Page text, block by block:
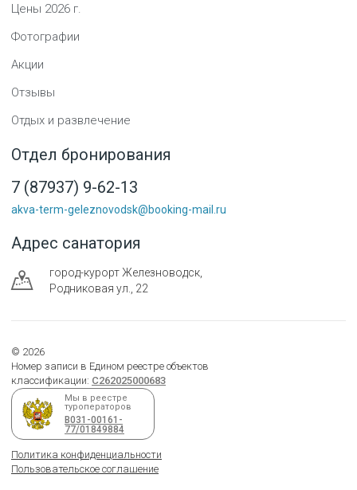
Цены 2026 г.
Фотографии
Акции
Отзывы
Отдых и развлечение
Отдел бронирования
7 (87937) 9-62-13
akva-term-geleznovodsk@booking-mail.ru
Адрес санатория
город-курортЖелезноводск,
Родниковая ул., 22
© 2026
Номер записи в Едином реестре объектов
классификации: С262025000683
Мы в реестре
туроператоров
В031-00161-
77/01849884
Политика конфиденциальности
Пользовательское соглашение